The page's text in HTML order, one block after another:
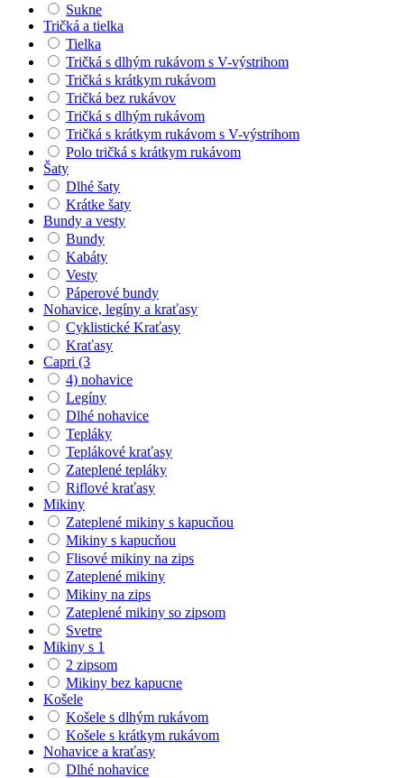
Sukne
Tričká a tielka
Tielka
Tričká s dlhým rukávom s V-výstrihom
Tričká s krátkym rukávom
Tričká bez rukávov
Tričká s dlhým rukávom
Tričká s krátkym rukávom s V-výstrihom
Polo tričká s krátkym rukávom
Šaty
Dlhé šaty
Krátke šaty
Bundy a vesty
Bundy
Kabáty
Vesty
Páperové bundy
Nohavice, legíny a kraťasy
Cyklistické Kraťasy
Kraťasy
Capri (3
4) nohavice
Legíny
Dlhé nohavice
Tepláky
Teplákové kraťasy
Zateplené tepláky
Riflové kraťasy
Mikiny
Zateplené mikiny s kapucňou
Mikiny s kapucňou
Flisové mikiny na zips
Zateplené mikiny
Mikiny na zips
Zateplené mikiny so zipsom
Svetre
Mikiny s 1
2 zipsom
Mikiny bez kapucne
Košele
Košele s dlhým rukávom
Košele s krátkym rukávom
Nohavice a kraťasy
Dlhé nohavice